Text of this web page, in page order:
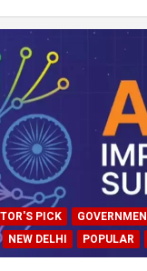
PICK
NEW DELHI POPULAR